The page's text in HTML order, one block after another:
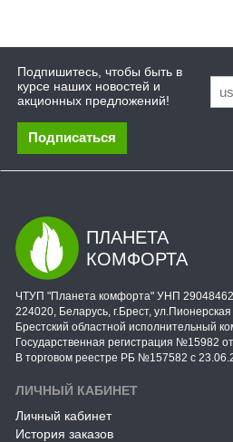
Подпишитесь, чтобы быть в
курсе наших новостей и
акционных предложений!
Подписаться
ПЛАНЕТА
КОМФОРТА
ЧТУП "Планета комфорта" УНП
224020, Беларусь, г.Брест,
Брестский областной исполнительный
Государственная регистрация №15982
В торговом реестре РБ №157582 с
ЛИЧНЫЙ КАБИНЕТ
Личный кабинет
История заказов